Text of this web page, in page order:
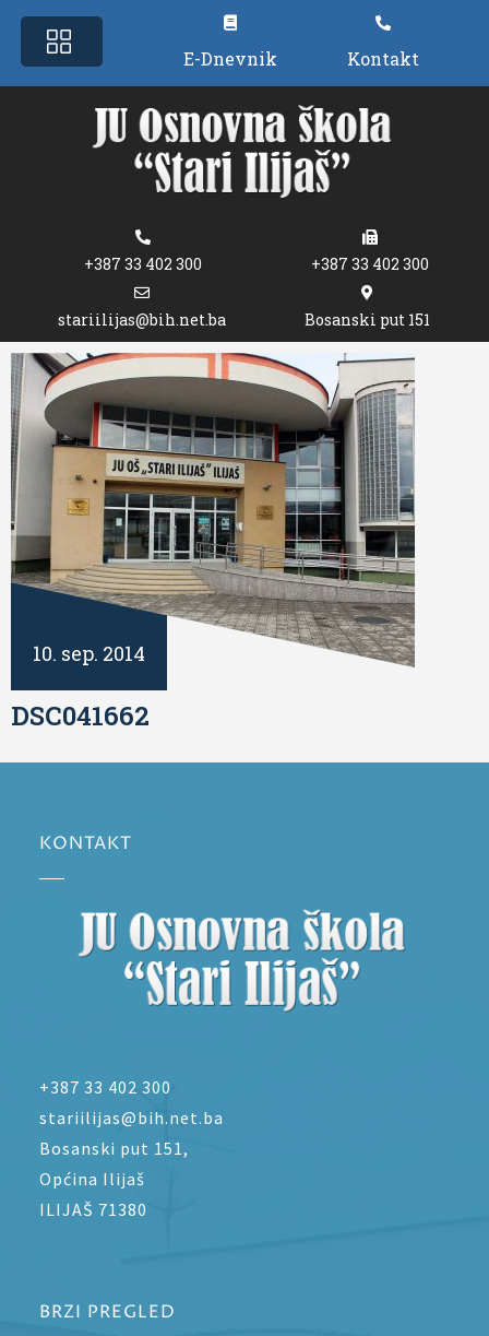
E-Dnevnik Kontakt
+387 33 402 300 +387 33 402 300
stariilijas@bih.net.ba Bosanski put 151
10. sep. 2014
DSC041662
KONTAKT
+387 33 402 300
stariilijas@bih.net.ba
Bosanski put 151,
Općina Ilijaš
ILIJAŠ 71380
BRZI PREGLED